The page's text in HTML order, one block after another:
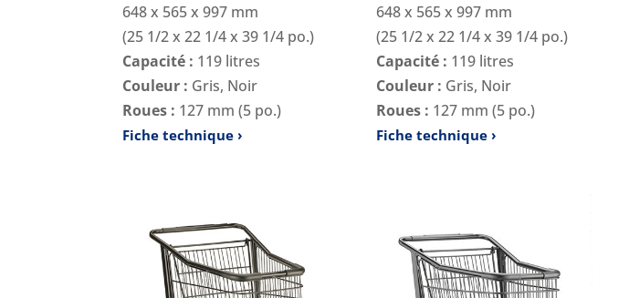
648 x 565 x 997 mm
(25 1/2 x 22 1/4 x 39 1/4 po.)
Capacité : 119 litres
Couleur : Gris, Noir
Roues : 127 mm (5 po.)
Fiche technique
648 x 565 x 997 mm
(25 1/2 x 22 1/4 x 39 1/4 po.)
Capacité : 119 litres
Couleur : Gris, Noir
Roues : 127 mm (5 po.)
Fiche technique